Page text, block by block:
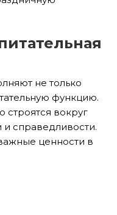
не только
функцию.
строятся вокруг
справедливости.
ценности в